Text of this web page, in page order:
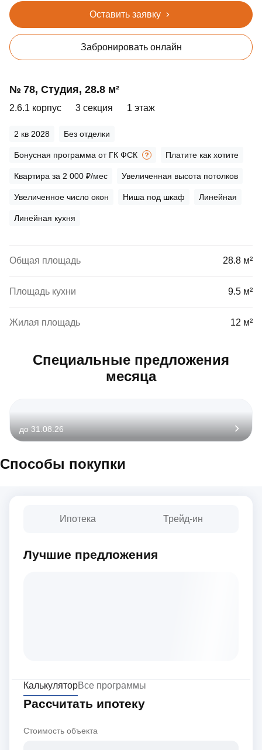
Оставить заявку
Забронировать онлайн
№ 78, Студия, 28.8 м²
2.6.1 корпус 3 секция 1 этаж
2 кв 2028 Без отделки
Бонусная программа от ГК ФСК Платите как хотите
Квартира за 2 000 ₽/мес Увеличенная высота потолков
Увеличенное число окон Ниша под шкаф Линейная
Линейная кухня
Общая площадь 28.8 м²
Площадь кухни 9.5 м²
Жилая площадь 12 м²
Специальные предложения
месяца
до 31.08.26
Способы покупки
Ипотека Трейд-ин
Лучшие предложения
КалькуляторВсе программы
Рассчитать ипотеку
Стоимость объекта